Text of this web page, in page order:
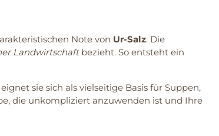
Note von Ur-Salz. Die
Landwirtschaftbezieht. So entsteht ein
sie sich als vielseitige Basis für Suppen,
die unkompliziert anzuwenden ist und Ihre